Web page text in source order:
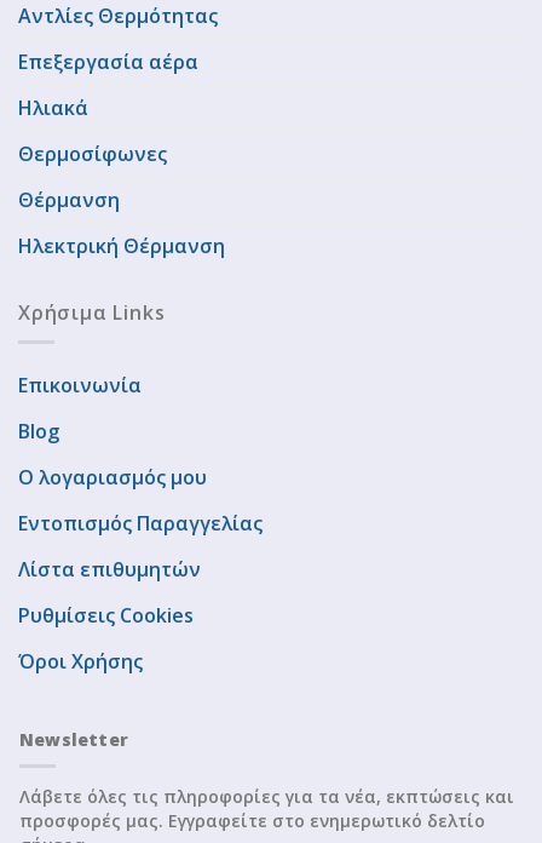
Αντλίες Θερμότητας
Επεξεργασία αέρα
Ηλιακά
Θερμοσίφωνες
Θέρμανση
Ηλεκτρική Θέρμανση
Χρήσιμα Links
Επικοινωνία
Blog
Ο λογαριασμός μου
Εντοπισμός Παραγγελίας
Λίστα επιθυμητών
Ρυθμίσεις Cookies
Όροι Χρήσης
Newsletter
Λάβετε όλες τις πληροφορίες για τα νέα, εκπτώσεις και
προσφορές μας. Εγγραφείτε στο ενημερωτικό δελτίο